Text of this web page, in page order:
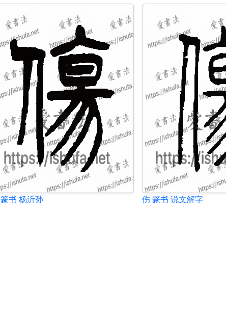
篆书 杨沂孙 伤篆书 说文解字